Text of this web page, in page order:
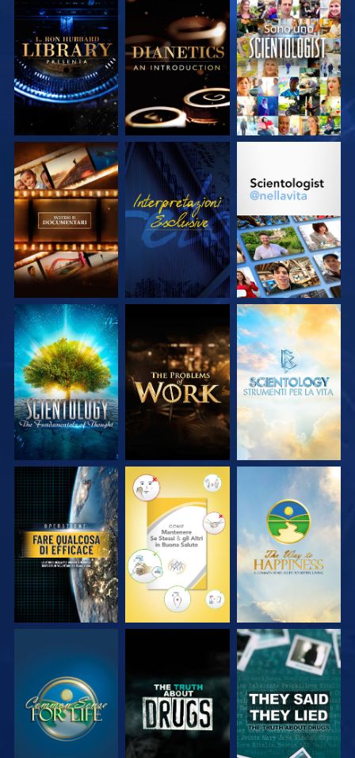
ESPLORA LE
SERIE
ESPLORA LE
SERIE
GUARDA
ESPLORA LE
SERIE
GUARDA
ESPLORA LE
ESPLORA LE
SERIE
ESPLORA LE
SERIE
ESPLORA LE
SERIE
GUARDA GUARDA GUARDA
GUARDA GUARDA GUARDA